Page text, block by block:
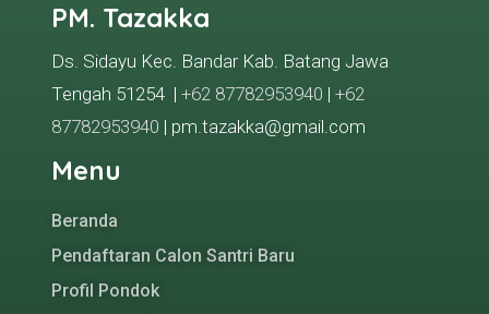
PM. Tazakka
Ds. Sidayu Kec. Bandar Kab. Batang Jawa
Tengah 51254 | +62 87782953940 | +62
87782953940 | pm.tazakka@gmail.com
Menu
Beranda
Pendaftaran Calon Santri Baru
Profil Pondok